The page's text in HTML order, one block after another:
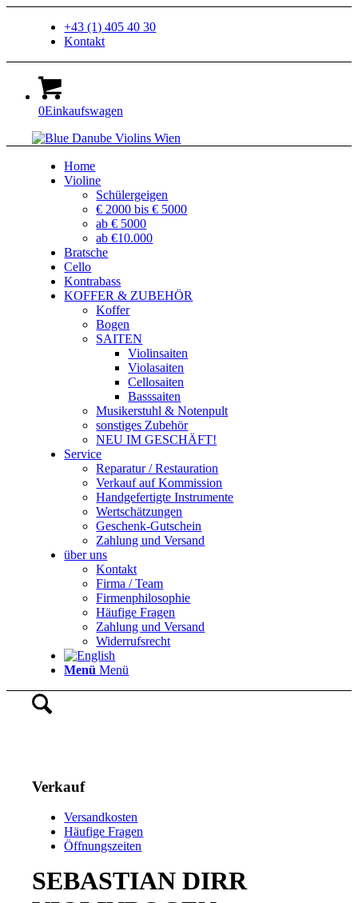
+43 (1) 405 40 30
Kontakt
0Einkaufswagen
Home
Violine
Schülergeigen
€ 2000 bis € 5000
ab € 5000
ab €10.000
Bratsche
Cello
Kontrabass
KOFFER & ZUBEHÖR
Koffer
Bogen
SAITEN
Violinsaiten
Violasaiten
Cellosaiten
Basssaiten
Musikerstuhl & Notenpult
sonstiges Zubehör
NEU IM GESCHÄFT!
Service
Reparatur / Restauration
Verkauf auf Kommission
Handgefertigte Instrumente
Wertschätzungen
Geschenk-Gutschein
Zahlung und Versand
über uns
Kontakt
Firma / Team
Firmenphilosophie
Häufige Fragen
Zahlung und Versand
Widerrufsrecht
Menü Menü
Verkauf
Versandkosten
Häufige Fragen
Öffnungszeiten
SEBASTIAN DIRR